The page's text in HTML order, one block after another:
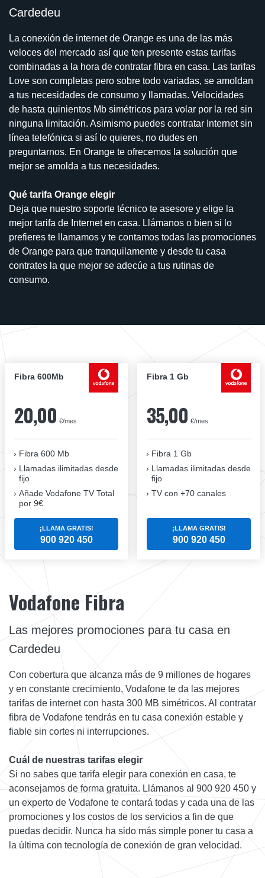
Cardedeu
La conexión de internet de Orange es una de las más
veloces del mercado así que ten presente estas tarifas
combinadas a la hora de contratar fibra en casa. Las tarifas
Love son completas pero sobre todo variadas, se amoldan
a tus necesidades de consumo y llamadas. Velocidades
de hasta quinientos Mb simétricos para volar por la red sin
ninguna limitación. Asimismo puedes contratar Internet sin
línea telefónica si así lo quieres, no dudes en
preguntarnos. En Orange te ofrecemos la solución que
mejor se amolda a tus necesidades.
Qué tarifa Orange elegir
Deja que nuestro soporte técnico te asesore y elige la
mejor tarifa de Internet en casa. Llámanos o bien si lo
prefieres te llamamos y te contamos todas las promociones
de Orange para que tranquilamente y desde tu casa
contrates la que mejor se adecúe a tus rutinas de
consumo.
Fibra 600Mb
20,00 €/mes
Fibra 600 Mb
Llamadas ilimitadas desde
fijo
Añade Vodafone TV Total
por 9€
¡LLAMA GRATIS!
900 920 450
Fibra 1 Gb
35,00 €/mes
Fibra 1 Gb
Llamadas ilimitadas desde
fijo
TV con +70 canales
¡LLAMA GRATIS!
900 920 450
Vodafone Fibra
Las mejores promociones para tu casa en
Cardedeu
Con cobertura que alcanza más de 9 millones de hogares
y en constante crecimiento, Vodafone te da las mejores
tarifas de internet con hasta 300 MB simétricos. Al contratar
fibra de Vodafone tendrás en tu casa conexión estable y
fiable sin cortes ni interrupciones.
Cuál de nuestras tarifas elegir
Si no sabes que tarifa elegir para conexión en casa, te
aconsejamos de forma gratuita. Llámanos al 900 920 450 y
un experto de Vodafone te contará todas y cada una de las
promociones y los costos de los servicios a fin de que
puedas decidir. Nunca ha sido más simple poner tu casa a
la última con tecnología de conexión de gran velocidad.